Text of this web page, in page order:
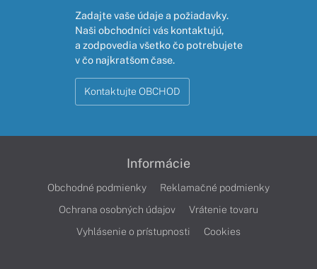
Zadajte vaše údaje a požiadavky.
Naši obchodníci vás kontaktujú,
a zodpovedia všetko čo potrebujete
v čo najkratšom čase.
Kontaktujte OBCHOD
Informácie
Obchodné podmienky
Reklamačné podmienky
Ochrana osobných údajov
Vrátenie tovaru
Vyhlásenie o prístupnosti
Cookies